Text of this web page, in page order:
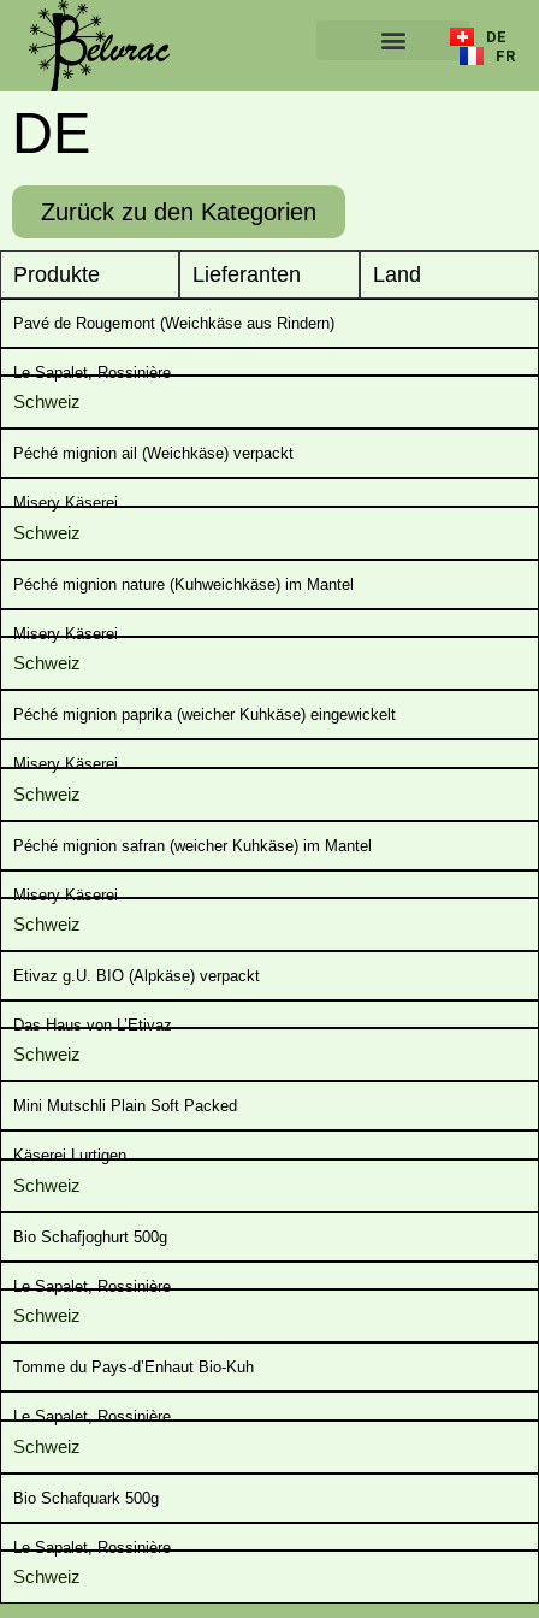
DE
FR
DE
Zurück zu den Kategorien
Produkte Lieferanten Land
Pavé de Rougemont (Weichkäse aus Rindern)
Le Sapalet, Rossinière
Schweiz
Péché mignion ail (Weichkäse) verpackt
Misery Käserei
Schweiz
Péché mignion nature (Kuhweichkäse) im Mantel
Misery Käserei
Schweiz
Péché mignion paprika (weicher Kuhkäse) eingewickelt
Misery Käserei
Schweiz
Péché mignion safran (weicher Kuhkäse) im Mantel
Misery Käserei
Schweiz
Etivaz g.U. BIO (Alpkäse) verpackt
Das Haus von L’Etivaz
Schweiz
Mini Mutschli Plain Soft Packed
Käserei Lurtigen
Schweiz
Bio Schafjoghurt 500g
Le Sapalet, Rossinière
Schweiz
Tomme du Pays-d’Enhaut Bio-Kuh
Le Sapalet, Rossinière
Schweiz
Bio Schafquark 500g
Le Sapalet, Rossinière
Schweiz